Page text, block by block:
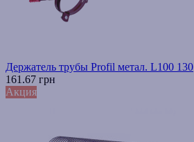
Держатель трубы Profil метал. L100 130
161.67 грн
Акция